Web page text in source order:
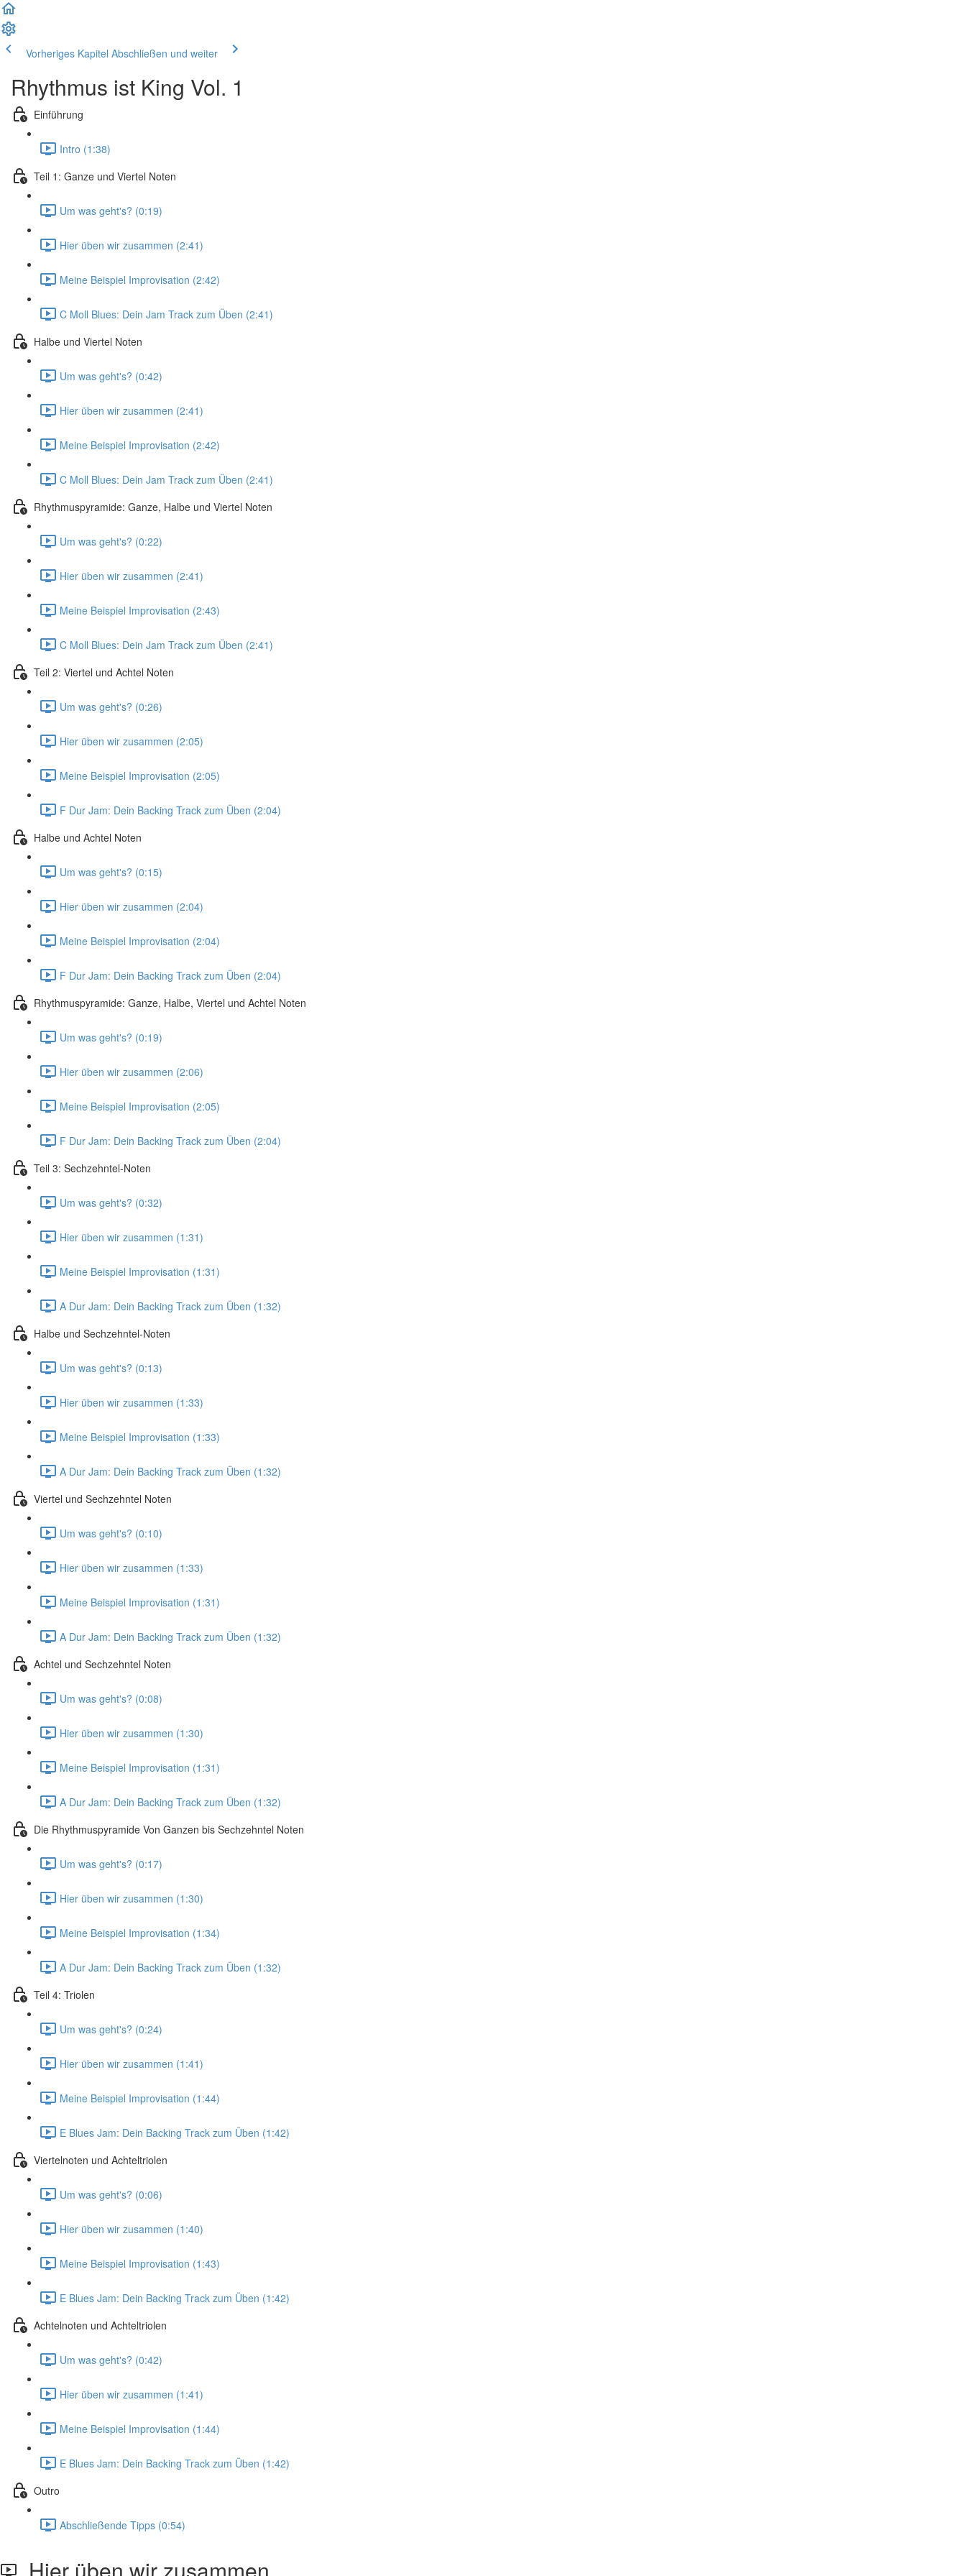
Vorheriges Kapitel Abschließen und weiter
Rhythmus ist King Vol. 1
Einführung
Intro (1:38)
Teil 1: Ganze und Viertel Noten
Um was geht's? (0:19)
Hier üben wir zusammen (2:41)
Meine Beispiel Improvisation (2:42)
C Moll Blues: Dein Jam Track zum Üben (2:41)
Halbe und Viertel Noten
Um was geht's? (0:42)
Hier üben wir zusammen (2:41)
Meine Beispiel Improvisation (2:42)
C Moll Blues: Dein Jam Track zum Üben (2:41)
Rhythmuspyramide: Ganze, Halbe und Viertel Noten
Um was geht's? (0:22)
Hier üben wir zusammen (2:41)
Meine Beispiel Improvisation (2:43)
C Moll Blues: Dein Jam Track zum Üben (2:41)
Teil 2: Viertel und Achtel Noten
Um was geht's? (0:26)
Hier üben wir zusammen (2:05)
Meine Beispiel Improvisation (2:05)
F Dur Jam: Dein Backing Track zum Üben (2:04)
Halbe und Achtel Noten
Um was geht's? (0:15)
Hier üben wir zusammen (2:04)
Meine Beispiel Improvisation (2:04)
F Dur Jam: Dein Backing Track zum Üben (2:04)
Rhythmuspyramide: Ganze, Halbe, Viertel und Achtel Noten
Um was geht's? (0:19)
Hier üben wir zusammen (2:06)
Meine Beispiel Improvisation (2:05)
F Dur Jam: Dein Backing Track zum Üben (2:04)
Teil 3: Sechzehntel-Noten
Um was geht's? (0:32)
Hier üben wir zusammen (1:31)
Meine Beispiel Improvisation (1:31)
A Dur Jam: Dein Backing Track zum Üben (1:32)
Halbe und Sechzehntel-Noten
Um was geht's? (0:13)
Hier üben wir zusammen (1:33)
Meine Beispiel Improvisation (1:33)
A Dur Jam: Dein Backing Track zum Üben (1:32)
Viertel und Sechzehntel Noten
Um was geht's? (0:10)
Hier üben wir zusammen (1:33)
Meine Beispiel Improvisation (1:31)
A Dur Jam: Dein Backing Track zum Üben (1:32)
Achtel und Sechzehntel Noten
Um was geht's? (0:08)
Hier üben wir zusammen (1:30)
Meine Beispiel Improvisation (1:31)
A Dur Jam: Dein Backing Track zum Üben (1:32)
Die Rhythmuspyramide Von Ganzen bis Sechzehntel Noten
Um was geht's? (0:17)
Hier üben wir zusammen (1:30)
Meine Beispiel Improvisation (1:34)
A Dur Jam: Dein Backing Track zum Üben (1:32)
Teil 4: Triolen
Um was geht's? (0:24)
Hier üben wir zusammen (1:41)
Meine Beispiel Improvisation (1:44)
E Blues Jam: Dein Backing Track zum Üben (1:42)
Viertelnoten und Achteltriolen
Um was geht's? (0:06)
Hier üben wir zusammen (1:40)
Meine Beispiel Improvisation (1:43)
E Blues Jam: Dein Backing Track zum Üben (1:42)
Achtelnoten und Achteltriolen
Um was geht's? (0:42)
Hier üben wir zusammen (1:41)
Meine Beispiel Improvisation (1:44)
E Blues Jam: Dein Backing Track zum Üben (1:42)
Outro
Abschließende Tipps (0:54)